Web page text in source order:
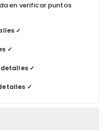
en verificar puntos
✓
✓
detalles ✓
✓